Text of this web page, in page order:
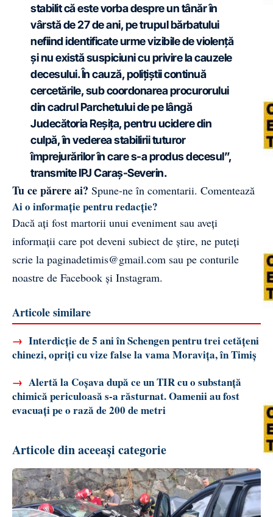
stabilit că este vorba despre un tânăr în
vârstă de 27 de ani, pe trupul bărbatului
nefiind identificate urme vizibile de violență
și nu există suspiciuni cu privire la cauzele
decesului. În cauză, polițiștii continuă
cercetările, sub coordonarea procurorului
din cadrul Parchetului de pe lângă
Judecătoria Reșița, pentru ucidere din
culpă, în vederea stabilirii tuturor
împrejurărilor în care s-a produs decesul”,
transmite IPJ Caraș-Severin.
Tu ce părere ai? Spune-ne în comentarii. Comentează
Ai o informație pentru redacție?
Dacă ați fost martorii unui eveniment sau aveți
informații care pot deveni subiect de știre, ne puteți
scrie la paginadetimis@gmail.com sau pe conturile
noastre de Facebook și Instagram.
Articole similare
→ Interdicție de 5 ani în Schengen pentru trei cetățeni
chinezi, opriți cu vize false la vama Moravița, în Timiș
→ Alertă la Coșava după ce un TIR cu o substanță
chimică periculoasă s-a răsturnat. Oamenii au fost
evacuați pe o rază de 200 de metri
Articole din aceeași categorie